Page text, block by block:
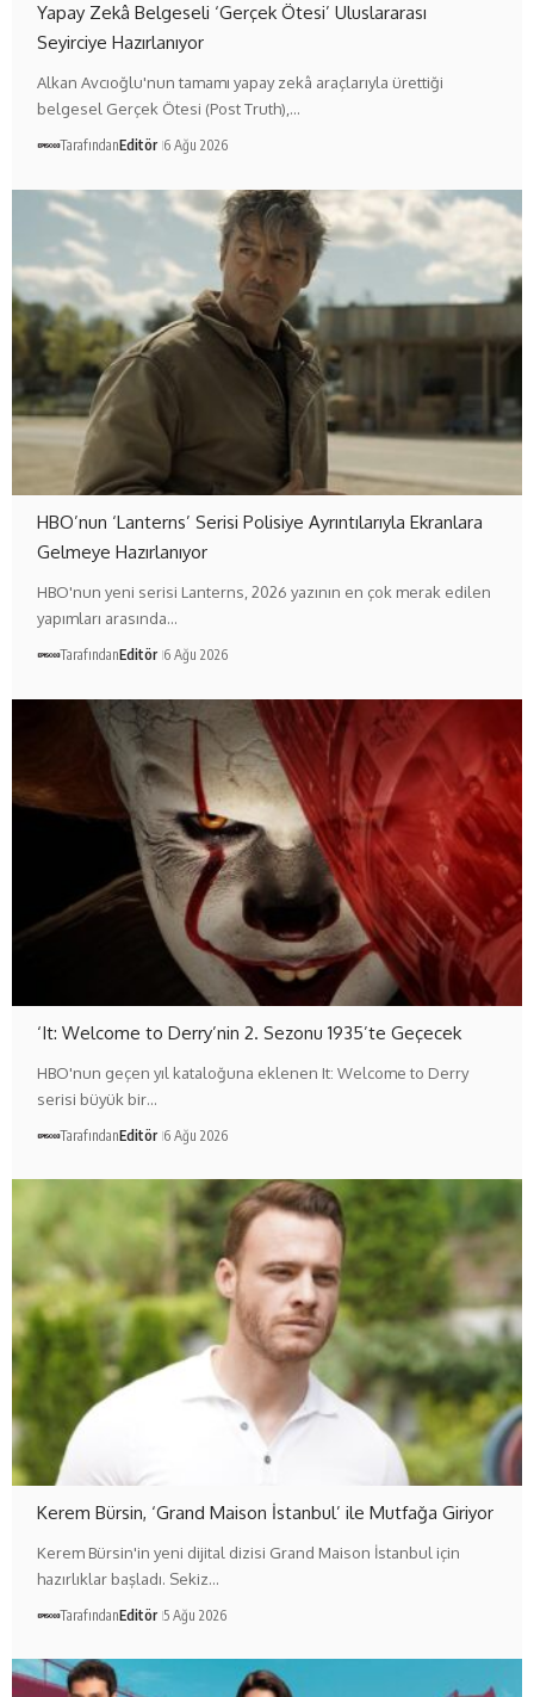
Yapay Zekâ Belgeseli ‘Gerçek Ötesi’ Uluslararası
Seyirciye Hazırlanıyor
Alkan Avcıoğlu'nun tamamı yapay zekâ araçlarıyla ürettiği
belgesel Gerçek Ötesi (Post Truth),…
TarafındanEditör 6 Ağu 2026
HBO’nun ‘Lanterns’ Serisi Polisiye Ayrıntılarıyla Ekranlara
Gelmeye Hazırlanıyor
HBO'nun yeni serisi Lanterns, 2026 yazının en çok merak edilen
yapımları arasında…
TarafındanEditör 6 Ağu 2026
‘It: Welcome to Derry’nin 2. Sezonu 1935’te Geçecek
HBO'nun geçen yıl kataloğuna eklenen It: Welcome to Derry
serisi büyük bir…
TarafındanEditör 6 Ağu 2026
Kerem Bürsin, ‘Grand Maison İstanbul’ ile Mutfağa Giriyor
Kerem Bürsin'in yeni dijital dizisi Grand Maison İstanbul için
hazırlıklar başladı. Sekiz…
TarafındanEditör 5 Ağu 2026